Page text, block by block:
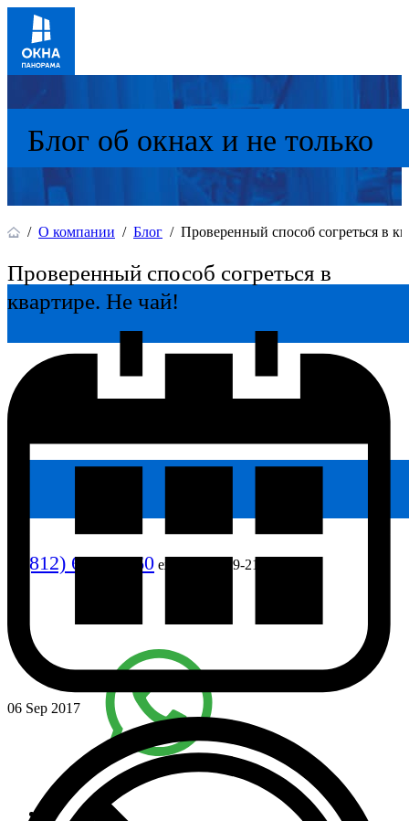
8 (812) 640-90-60 ежедневно, 9-21
Блог об окнах и не только
/ О компании / Блог / Проверенный способ согреться в
Проверенный способ согреться в
квартире. Не чай!
06 Sep 2017